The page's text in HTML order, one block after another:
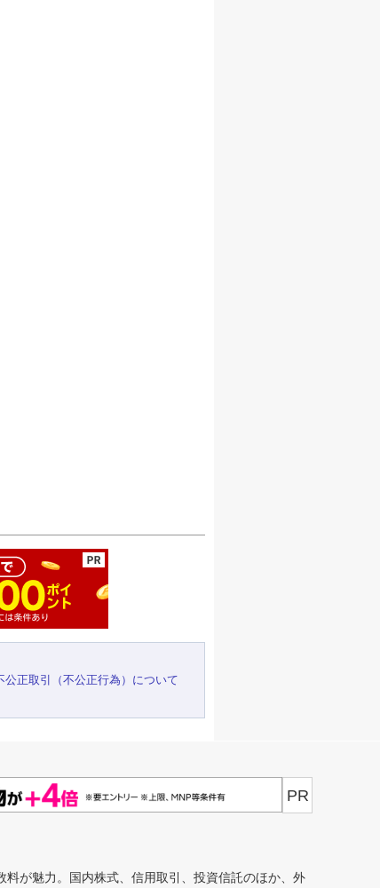
公正取引（不公正行為）について
PR
が魅力。国内株式、信用取引、投資信託のほか、外